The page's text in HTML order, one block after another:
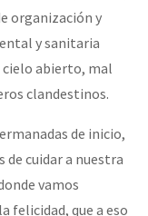
organización y
y sanitaria
cielo abierto, mal
clandestinos.
de inicio,
de cuidar a nuestra
vamos
felicidad, que a eso